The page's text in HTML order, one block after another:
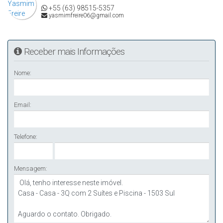
💰 R$ 980.000,00
(63) 3225-2383 – Alugar Imóveis
Creci/TO J2913
+55 (63) 98515-5357
yasmimfreire06@gmail.com
Receber mais Informações
Nome:
Email:
Telefone:
Mensagem: